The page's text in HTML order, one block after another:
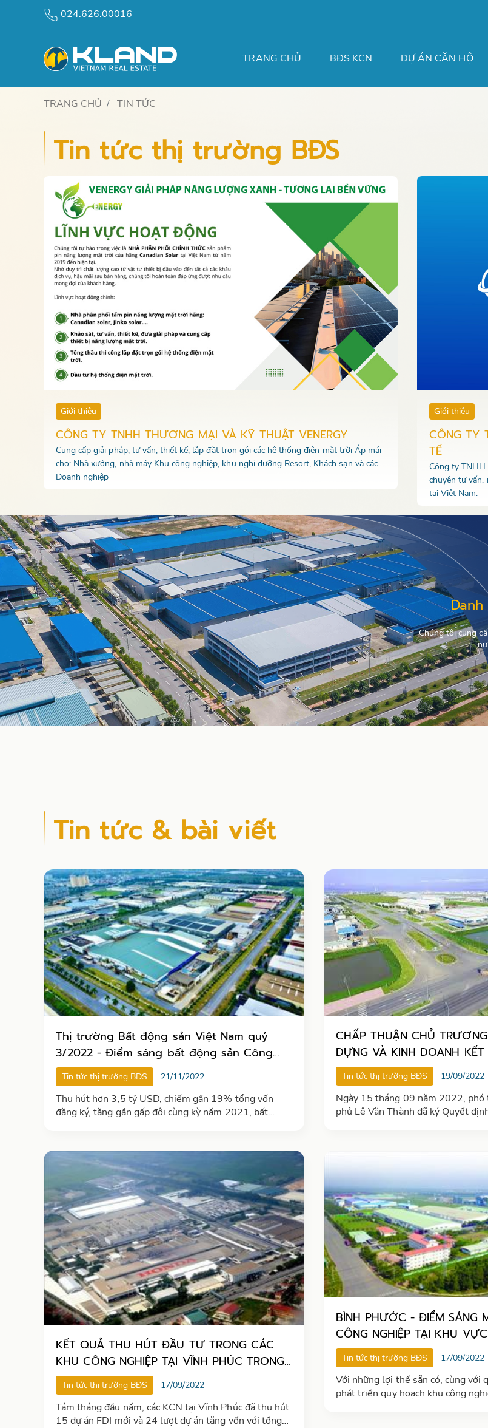
024.626.00016
TRANG CHỦ BĐS KCN DỰ ÁN CĂN HỘ
TRANG CHỦ TIN TỨC
Tin tức thị trường BĐS
Giới thiệu
CÔNG TY TNHH THƯƠNG MẠI VÀ KỸ THUẬT VENERGY
Cung cấp giải pháp, tư vấn, thiết kế, lắp đặt trọn gói các hệ thống điện mặt trời Áp mái
cho: Nhà xưởng, nhà máy Khu công nghiệp, khu nghỉ dưỡng Resort, Khách sạn và các
Doanh nghiệp
Giới thiệu
CÔNG TY
TẾ
Công ty
chuyên tư vấn,
tại Việt Nam.
Chúng tôi cung
Tin tức & bài viết
Thị trường Bất động sản Việt Nam quý
3/2022 - Điểm sáng bất động sản Công
nghiệp
Tin tức thị trường BĐS 21/11/2022
Thu hút hơn 3,5 tỷ USD, chiếm gần 19% tổng vốn
đăng ký, tăng gần gấp đôi cùng kỳ năm 2021, bất
CHẤP THUẬN CHỦ
DỰNG VÀ KINH DOANH
KCN BÌNH ĐÔNG – TIỀN
Tin tức thị trường BĐS 19/09/2022
Ngày 15 tháng 09 năm 2022, phó
phủ Lê Văn Thành đã ký Quyết
KẾT QUẢ THU HÚT ĐẦU TƯ TRONG CÁC
KHU CÔNG NGHIỆP TẠI VĨNH PHÚC TRONG
8 THÁNG ĐẦU NĂM 2022
Tin tức thị trường BĐS 17/09/2022
Tám tháng đầu năm, các KCN tại Vĩnh Phúc đã thu hút
15 dự án FDI mới và 24 lượt dự án tăng vốn với tổng
BÌNH PHƯỚC - ĐIỂM SÁNG
CÔNG NGHIỆP TẠI KHU
Tin tức thị trường BĐS 17/09/2022
Với những lợi thế sẵn có, cùng với
phát triển quy hoạch khu công